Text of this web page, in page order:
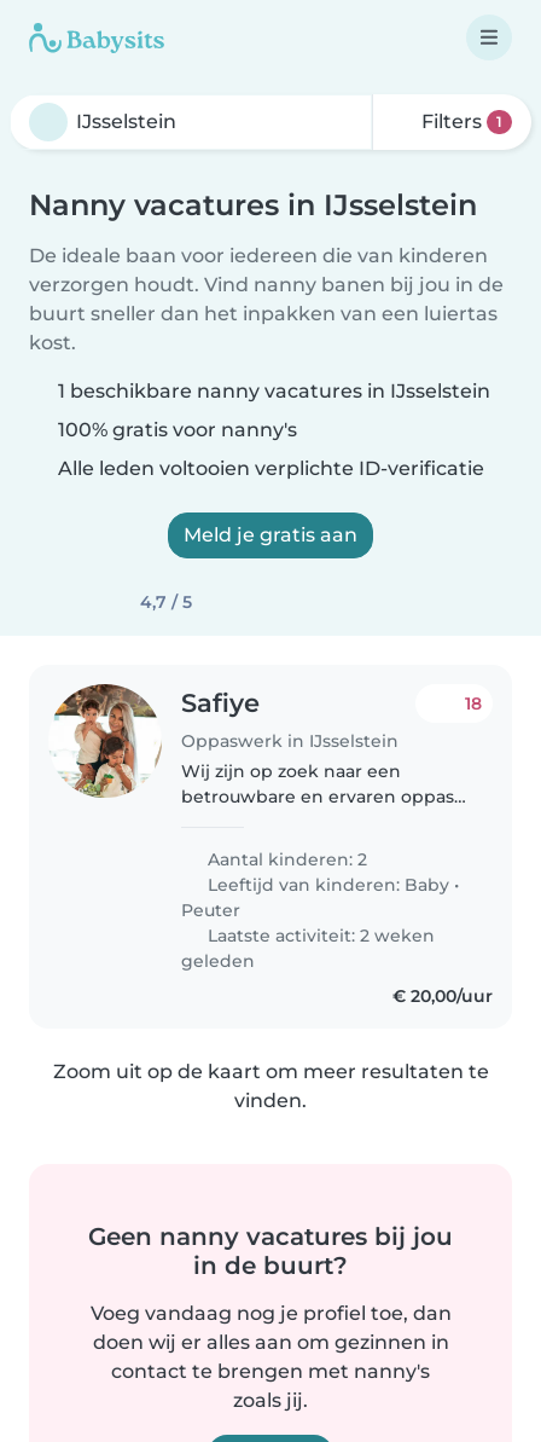
Filters 1
Nanny vacatures in IJsselstein
De ideale baan voor iedereen die van kinderen
verzorgen houdt. Vind nanny banen bij jou in de
buurt sneller dan het inpakken van een luiertas
kost.
1 beschikbare nanny vacatures in IJsselstein
100% gratis voor nanny's
Alle leden voltooien verplichte ID-verificatie
Meld je gratis aan
4,7 / 5
Safiye
Oppaswerk in IJsselstein
18
Wij zijn op zoek naar een
betrouwbare en ervaren oppas
vooral om avonden, ongeveer 1
keer per week of 1 keer per 2
weken. Voor ons is het
belangrijk dat..
Aantal kinderen: 2
Leeftijd van kinderen: Baby •
Peuter
Laatste activiteit: 2 weken
geleden
€ 20,00/uur
Zoom uit op de kaart om meer resultaten te
vinden.
Geen nanny vacatures bij jou
in de buurt?
Voeg vandaag nog je profiel toe, dan
doen wij er alles aan om gezinnen in
contact te brengen met nanny's
zoals jij.